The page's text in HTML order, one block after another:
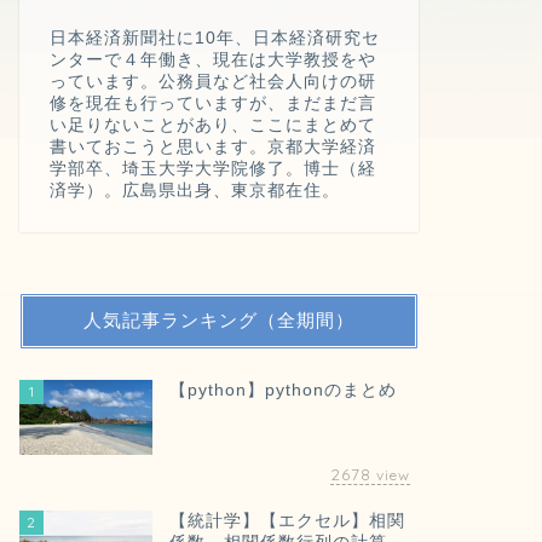
日本経済新聞社に10年、日本経済研究セ
ンターで４年働き、現在は大学教授をや
っています。公務員など社会人向けの研
修を現在も行っていますが、まだまだ言
い足りないことがあり、ここにまとめて
書いておこうと思います。京都大学経済
学部卒、埼玉大学大学院修了。博士（経
済学）。広島県出身、東京都在住。
人気記事ランキング（全期間）
1 【python】pythonのまとめ
2678 view
2
【統計学】【エクセル】相関